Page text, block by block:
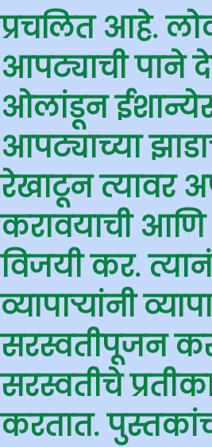
प्रचलित आहे.
आपट्याची पाने
ओलांडून
आपट्याच्या
रेखाटून त्यावर
करावयाची आणि
विजयी कर.
व्यापाऱ्यांनी
सरस्वतीपूजन
सरस्वतीचे
करतात.